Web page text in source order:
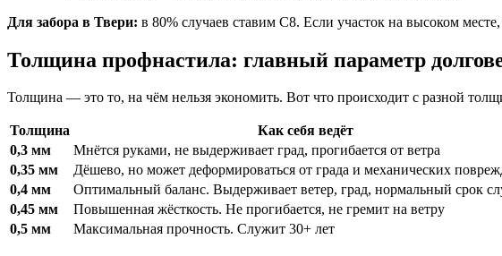
Для забора в Твери: в 80% случаев ставим С8. Если участок на высоком
Толщина профнастила: главный параметр
Толщина — это то, на чём нельзя экономить. Вот что происходит с разной
Толщина Как себя ведёт
0,3 мм
Мнётся руками, не выдерживает град, прогибается от ветра
0,35 мм
Дёшево, но может деформироваться от града и механических
0,4 мм
Оптимальный баланс. Выдерживает ветер, град, нормальный срок
0,45 мм
Повышенная жёсткость. Не прогибается, не гремит на ветру
0,5 мм
Максимальная прочность. Служит 30+ лет